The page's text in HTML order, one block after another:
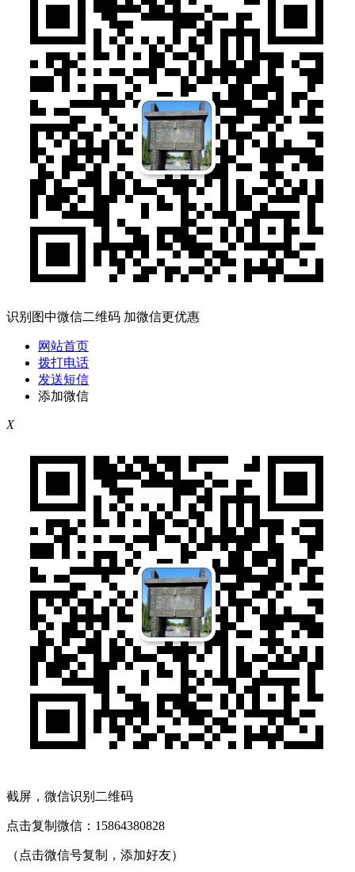
识别图中微信二维码 加微信更优惠
网站首页
拨打电话
发送短信
添加微信
X
截屏，微信识别二维码
点击复制微信：15864380828
（点击微信号复制，添加好友）